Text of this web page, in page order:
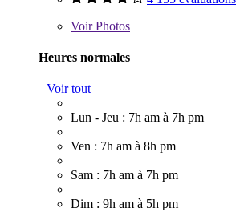
VoirPhotos
Heures normales
Voir tout
Lun - Jeu : 7h am à 7h pm
Ven : 7h am à 8h pm
Sam : 7h am à 7h pm
Dim : 9h am à 5h pm